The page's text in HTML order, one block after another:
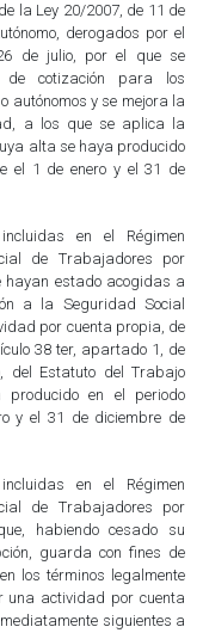
la Ley 20/2007, de 11 de
derogados por el
de julio, por el que se
de cotización para los
autónomos y se mejora la
a los que se aplica la
alta se haya producido
el 1 de enero y el 31 de
en el Régimen
de Trabajadores por
hayan estado acogidas a
a la Seguridad Social
por cuenta propia, de
38 ter, apartado 1, de
del Estatuto del Trabajo
en el periodo
y el 31 de diciembre de
en el Régimen
de Trabajadores por
habiendo cesado su
guarda con fines de
los términos legalmente
una actividad por cuenta
siguientes a